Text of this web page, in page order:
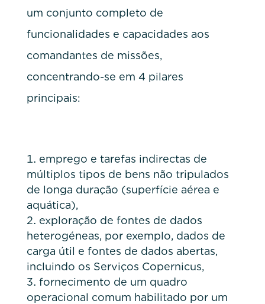
um conjunto completo de
funcionalidades e capacidades aos
comandantes de missões,
concentrando-se em 4 pilares
principais:
emprego e tarefas indirectas de
múltiplos tipos de bens não tripulados
de longa duração (superfície aérea e
aquática),
exploração de fontes de dados
heterogéneas, por exemplo, dados de
carga útil e fontes de dados abertas,
incluindo os Serviços Copernicus,
fornecimento de um quadro
operacional comum habilitado por um